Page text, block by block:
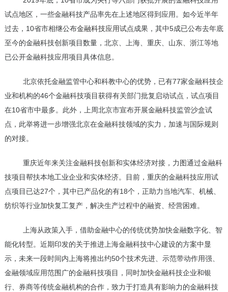
试点地区，一些金融科技产品率先在上述地区得到应用。如今近半年
过去，10省市相继公布金融科技应用试点成果，其中5成已公布去年底
至今的金融科技创新项目数量，北京、上海、重庆、山东、浙江等地
已公开金融科技应用项目具体信息。
北京依托金融监管中心和科教中心的优势，已有77家金融科技企
业和机构的46个金融科技项目获得有关部门批复启动试点，试点项目
在10省市中最多。此外，上周北京市宣布开展金融科技监管沙盒试
点，此举将进一步增强北京在金融科技领域的实力，加速与国际规则
的对接。
重庆近年来关注金融科技创新和实体经济对接，力图通过金融科
技项目帮扶本地工业企业和实体经济。目前，重庆的金融科技应用试
点项目已达27个，其中已产品化的有18个，正助力当地汽车、机械、
纺织等行业加快复工复产，解决生产过程中的融资、经营困难。
上海从政策入手，借助金融中心的传统优势加快金融数字化、智
能化转型。近期印发的关于推进上海金融科技中心建设的方案中显
示，未来一段时间内上海将推出约50个技术先进、示范带动作用强、
金融领域应用范围广的金融科技项目，同时加快金融科技企业和银
行、券商等传统金融机构的合作，致力于打造具有影响力的金融科技